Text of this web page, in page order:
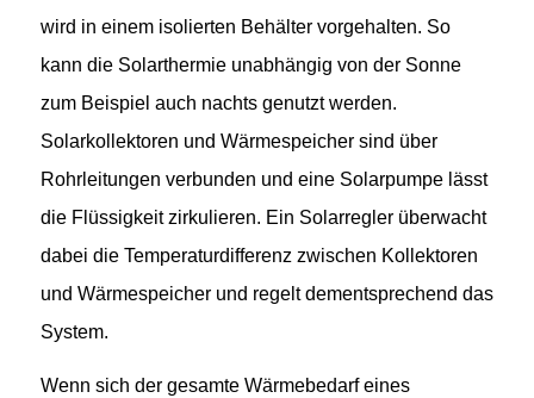
wird in einem isolierten Behälter vorgehalten. So
kann die Solarthermie unabhängig von der Sonne
zum Beispiel auch nachts genutzt werden.
Solarkollektoren und Wärmespeicher sind über
Rohrleitungen verbunden und eine Solarpumpe lässt
die Flüssigkeit zirkulieren. Ein Solarregler überwacht
dabei die Temperaturdifferenz zwischen Kollektoren
und Wärmespeicher und regelt dementsprechend das
System.
Wenn sich der gesamte Wärmebedarf eines